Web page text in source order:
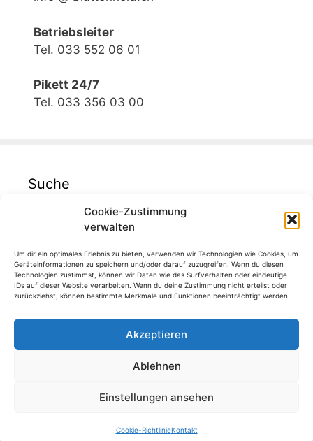
Cookie-Zustimmung
verwalten
Um dir ein optimales Erlebnis zu bieten, verwenden wir Technologien wie Cookies, um
Geräteinformationen zu speichern und/oder darauf zuzugreifen. Wenn du diesen
Technologien zustimmst, können wir Daten wie das Surfverhalten oder eindeutige
IDs auf dieser Website verarbeiten. Wenn du deine Zustimmung nicht erteilst oder
zurückziehst, können bestimmte Merkmale und Funktionen beeinträchtigt werden.
Akzeptieren
Ablehnen
Einstellungen ansehen
Cookie-RichtlinieKontakt
Betriebsleiter
Tel. 033 552 06 01
Pikett 24/7
Tel. 033 356 03 00
Suche
© 2026 - WGB